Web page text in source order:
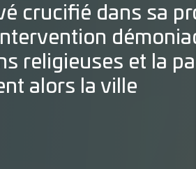
crucifié dans sa
religieuses et la
alors la ville